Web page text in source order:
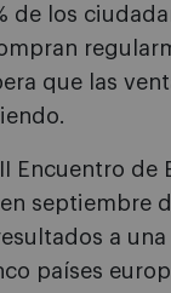
de los
que las
Encuentro de
en septiembre
a una
países